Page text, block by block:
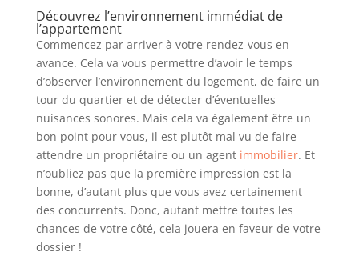
Découvrez l’environnement immédiat de
l’appartement
Commencez par arriver à votre rendez-vous en
avance. Cela va vous permettre d’avoir le temps
d’observer l’environnement du logement, de faire un
tour du quartier et de détecter d’éventuelles
nuisances sonores. Mais cela va également être un
bon point pour vous, il est plutôt mal vu de faire
attendre un propriétaire ou un agent immobilier. Et
n’oubliez pas que la première impression est la
bonne, d’autant plus que vous avez certainement
des concurrents. Donc, autant mettre toutes les
chances de votre côté, cela jouera en faveur de votre
dossier !